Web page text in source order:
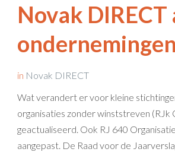
Novak
in Novak DIRECT
Wat verandert er voor kleine
organisaties zonder winststreven (RJk
geactualiseerd. Ook RJ 640
aangepast. De Raad voor de